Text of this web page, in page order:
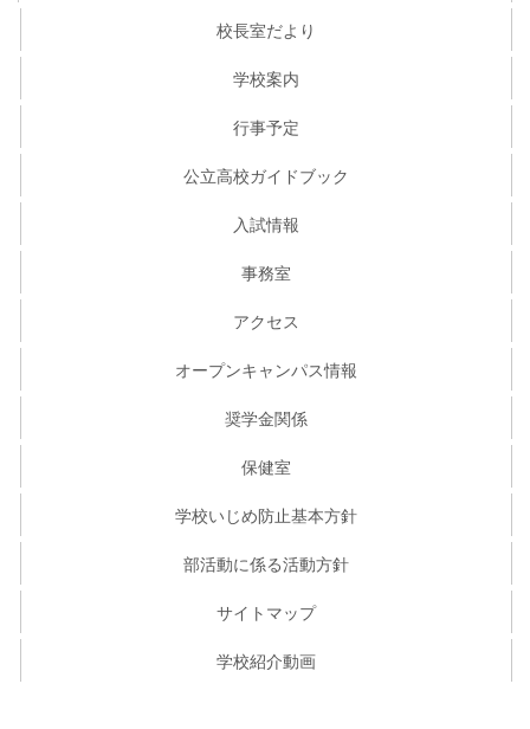
校長室だより
学校案内
行事予定
公立高校ガイドブック
入試情報
事務室
アクセス
オープンキャンパス情報
奨学金関係
保健室
学校いじめ防止基本方針
部活動に係る活動方針
サイトマップ
学校紹介動画